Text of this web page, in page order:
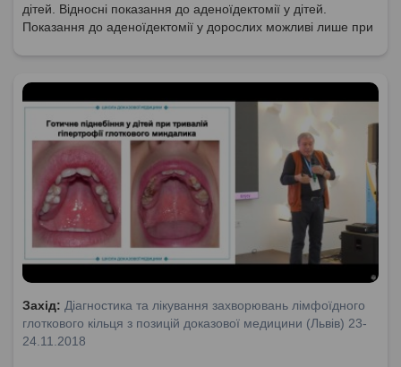
дітей. Відносні показання до аденоїдектомії у дітей.
Показання до аденоїдектомії у дорослих можливі лише при
Захід: Діагностика та лікування захворювань лімфоїдного
глоткового кільця з позицій доказової медицини (Львів) 23-
24.11.2018